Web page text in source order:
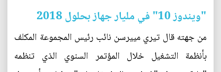
"ويندوز 10" في مليار جهاز بحلول 2018
من جهته قال تيري مييرسن نائب رئيس المجموعة المكلف
بأنظمة التشغيل خلال المؤتمر السنوي الذي تنظمه